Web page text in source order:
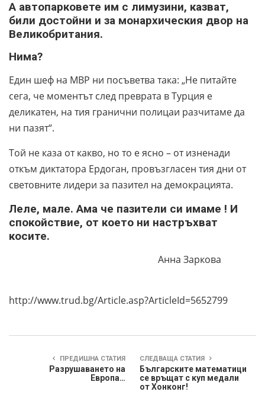
А автопарковете им с лимузини, казват,
били достойни и за монархическия двор на
Великобритания.
Нима?
Един шеф на МВР ни посъветва така: „Не питайте
сега, че моментът след преврата в Турция е
деликатен, на тия гранични полицаи разчитаме да
ни пазят“.
Той не каза от какво, но то е ясно – от изненади
откъм диктатора Ердоган, провъзгласен тия дни от
световните лидери за пазител на демокрацията.
Леле, мале. Ама че пазители си имаме ! И
спокойствие, от което ни настръхват
косите.
Анна Заркова
http://www.trud.bg/Article.asp?ArticleId=5652799
ПРЕДИШНА СТАТИЯ
Разрушаването на
Европа…
СЛЕДВАЩА СТАТИЯ
Българските математици
се връщат с куп медали
от Хонконг!